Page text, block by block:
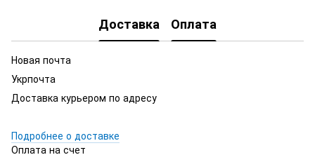
Доставка Оплата
Новая почта
Укрпочта
Доставка курьером по адресу
Подробнее о доставке
Оплата на счет